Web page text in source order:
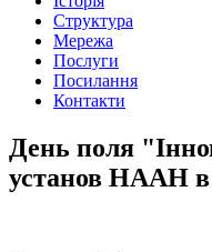
Структура
Мережа
Послуги
Посилання
Контакти
День поля
установ НААН в